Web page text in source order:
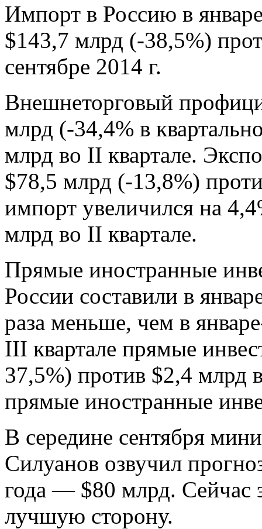
Импорт в Россию в
$143,7 млрд (-38,5%)
сентябре 2014 г.
Внешнеторговый
млрд (-34,4% в
млрд во II квартале.
$78,5 млрд (-13,8%)
импорт увеличился на
млрд во II квартале.
Прямые иностранные
России составили в
раза меньше, чем в
III квартале прямые
37,5%) против $2,4 млрд
прямые иностранные
В середине сентября
Силуанов озвучил
года — $80 млрд. Сейчас
лучшую сторону.